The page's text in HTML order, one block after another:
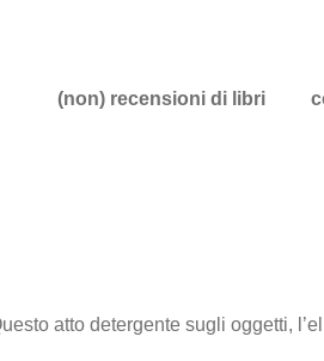
(non) recensioni di libri
atto detergente sugli oggetti,